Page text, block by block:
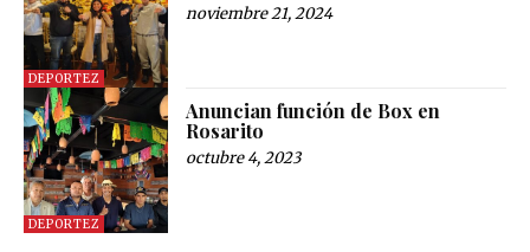
DEPORTEZ
noviembre 21, 2024
DEPORTEZ
Anuncian función de Box en
Rosarito
octubre 4, 2023